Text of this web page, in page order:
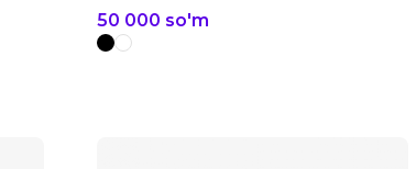
50 000 so'm